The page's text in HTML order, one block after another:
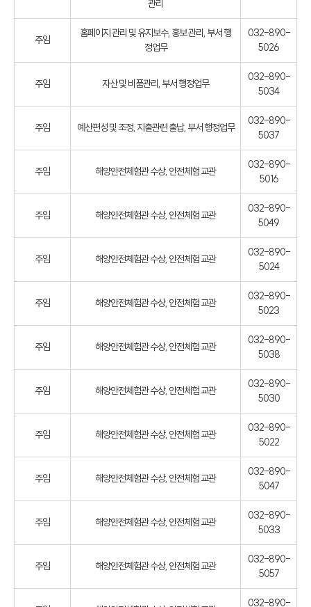
관리
주임
홈페이지 관리 및 유지보수, 홍보 관리, 부서 행
정업무
032-890-
5026
주임 자산 및 비품관리, 부서 행정업무
032-890-
5034
주임 예산편성 및 조정, 지출관련 출납, 부서 행정업무
032-890-
5037
주임 해양안전체험관 수상, 안전체험 교관
032-890-
5016
주임 해양안전체험관 수상, 안전체험 교관
032-890-
5049
주임 해양안전체험관 수상, 안전체험 교관
032-890-
5024
주임 해양안전체험관 수상, 안전체험 교관
032-890-
5023
주임 해양안전체험관 수상, 안전체험 교관
032-890-
5038
주임 해양안전체험관 수상, 안전체험 교관
032-890-
5030
주임 해양안전체험관 수상, 안전체험 교관
032-890-
5022
주임 해양안전체험관 수상, 안전체험 교관
032-890-
5047
주임 해양안전체험관 수상, 안전체험 교관
032-890-
5033
주임 해양안전체험관 수상, 안전체험 교관
032-890-
5057
032-890-